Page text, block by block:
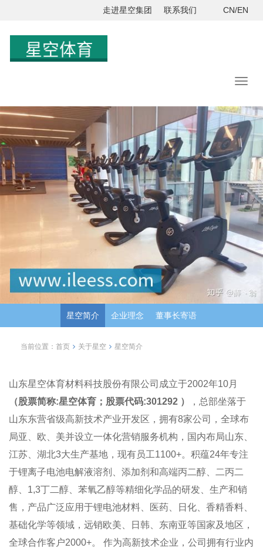
走进星空集团 联系我们 CN/EN
星空简介 企业理念 董事长寄语
当前位置： 首页 关于星空 星空简介
山东星空体育材料科技股份有限公司成立于2002年10月
（股票简称:星空体育；股票代码:301292 ）
，总部坐落于
山东东营省级高新技术产业开发区，拥有8家公司，全球布
局亚、欧、美并设立一体化营销服务机构，国内布局山东、
江苏、湖北3大生产基地，现有员工1100+。积蕴24年专注
于锂离子电池电解液溶剂、添加剂和高端丙二醇、二丙二
醇、1,3丁二醇、苯氧乙醇等精细化学品的研发、生产和销
售，产品广泛应用于锂电池材料、医药、日化、香精香料、
基础化学等领域，远销欧美、日韩、东南亚等国家及地区，
全球合作客户2000+。 作为高新技术企业，公司拥有行业内